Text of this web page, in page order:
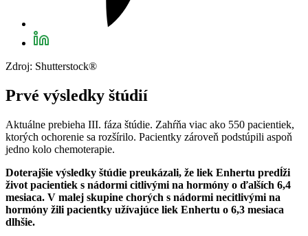
Zdroj: Shutterstock®
Prvé výsledky štúdií
Aktuálne prebieha III. fáza štúdie. Zahŕňa viac ako 550 pacientiek,
ktorých ochorenie sa rozšírilo. Pacientky zároveň podstúpili aspoň
jedno kolo chemoterapie.
Doterajšie výsledky štúdie preukázali, že liek Enhertu predĺži
život pacientiek s nádormi citlivými na hormóny o ďalších 6,4
mesiaca. V malej skupine chorých s nádormi necitlivými na
hormóny žili pacientky užívajúce liek Enhertu o 6,3 mesiaca
dlhšie.